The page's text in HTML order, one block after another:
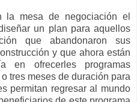
la mesa de negociación el
un plan para aquellos
que abandonaron sus
y que ahora están
en ofrecerles programas
tres meses de duración para
permitan regresar al mundo